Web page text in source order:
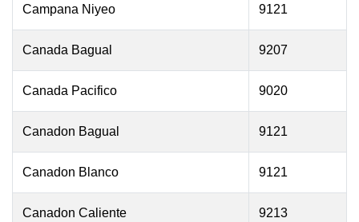
Campana Niyeo 9121
Canada Bagual 9207
Canada Pacifico 9020
Canadon Bagual 9121
Canadon Blanco 9121
Canadon Caliente 9213